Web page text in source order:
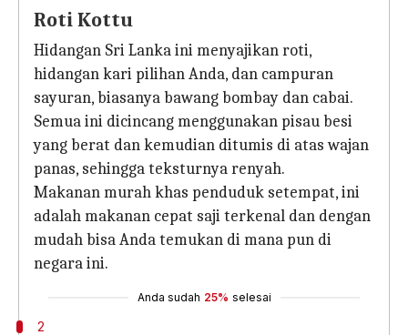
Roti Kottu
Hidangan Sri Lanka ini menyajikan roti,
hidangan kari pilihan Anda, dan campuran
sayuran, biasanya bawang bombay dan cabai.
Semua ini dicincang menggunakan pisau besi
yang berat dan kemudian ditumis di atas wajan
panas, sehingga teksturnya renyah.
Makanan murah khas penduduk setempat, ini
adalah makanan cepat saji terkenal dan dengan
mudah bisa Anda temukan di mana pun di
negara ini.
Anda sudah 25% selesai
2